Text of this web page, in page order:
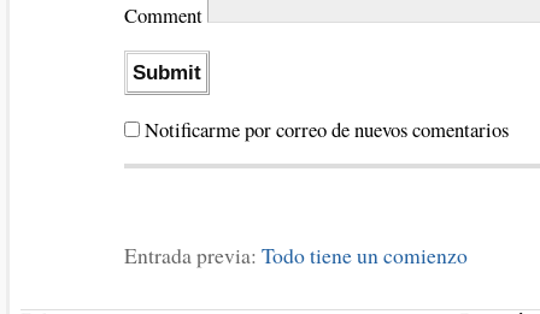
Comment
Notificarme por correo de nuevos comentarios
Entrada previa: Todo tiene un comienzo